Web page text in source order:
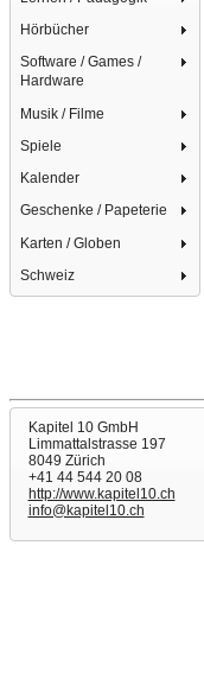
Hörbücher
Software / Games /
Hardware
Musik / Filme
Spiele
Kalender
Geschenke / Papeterie
Karten / Globen
Schweiz
Kapitel 10 GmbH
Limmattalstrasse 197
8049 Zürich
+41 44 544 20 08
http://www.kapitel10.ch
info@kapitel10.ch